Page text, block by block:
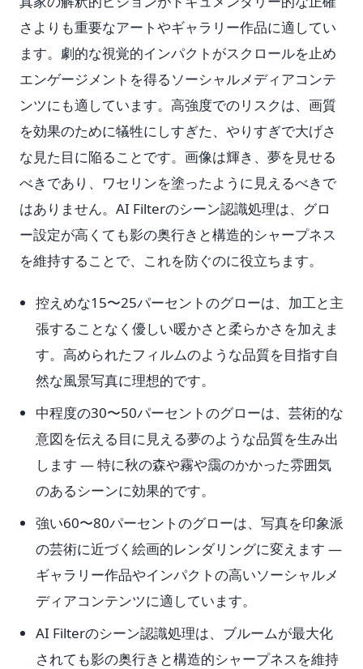
さよりも重要なアートやギャラリー作品に適してい
ます。劇的な視覚的インパクトがスクロールを止め
エンゲージメントを得るソーシャルメディアコンテ
ンツにも適しています。高強度でのリスクは、画質
を効果のために犠牲にしすぎた、やりすぎで大げさ
な見た目に陥ることです。画像は輝き、夢を見せる
べきであり、ワセリンを塗ったように見えるべきで
はありません。AI Filterのシーン認識処理は、グロ
ー設定が高くても影の奥行きと構造的シャープネス
を維持することで、これを防ぐのに役立ちます。
控えめな15〜25パーセントのグローは、加工と主
張することなく優しい暖かさと柔らかさを加えま
す。高められたフィルムのような品質を目指す自
然な風景写真に理想的です。
中程度の30〜50パーセントのグローは、芸術的な
意図を伝える目に見える夢のような品質を生み出
します — 特に秋の森や霧や靄のかかった雰囲気
のあるシーンに効果的です。
強い60〜80パーセントのグローは、写真を印象派
の芸術に近づく絵画的レンダリングに変えます —
ギャラリー作品やインパクトの高いソーシャルメ
ディアコンテンツに適しています。
AI Filterのシーン認識処理は、ブルームが最大化
されても影の奥行きと構造的シャープネスを維持